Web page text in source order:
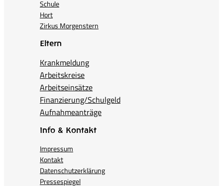
Schule
Hort
Zirkus Morgenstern
Eltern
Krankmeldung
Arbeitskreise
Arbeitseinsätze
Finanzierung/Schulgeld
Aufnahmeanträge
Info & Kontakt
Impressum
Kontakt
Datenschutzerklärung
Pressespiegel